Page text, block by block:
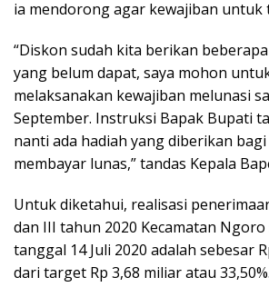
ia mendorong agar kewajiban untuk
“Diskon sudah kita berikan
yang belum dapat, saya mohon
melaksanakan kewajiban melunasi
September. Instruksi Bapak Bupati
nanti ada hadiah yang diberikan
membayar lunas,” tandas Kepala
Untuk diketahui, realisasi
dan III tahun 2020 Kecamatan
tanggal 14 Juli 2020 adalah sebesar
dari target Rp 3,68 miliar atau